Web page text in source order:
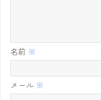
名前 ※
メール ※